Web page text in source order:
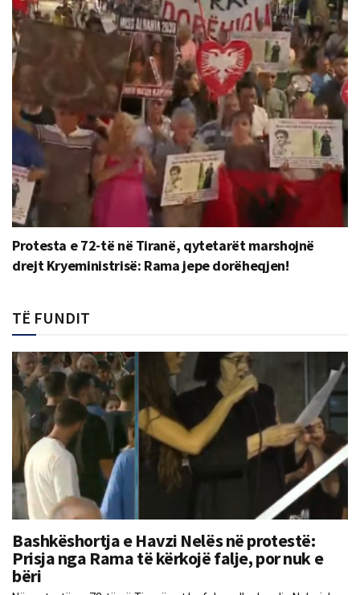
Protesta e 72-të në Tiranë, qytetarët marshojnë
drejt Kryeministrisë: Rama jepe dorëheqjen!
TË FUNDIT
Bashkëshortja e Havzi Nelës në protestë:
Prisja nga Rama të kërkojë falje, por nuk e
bëri